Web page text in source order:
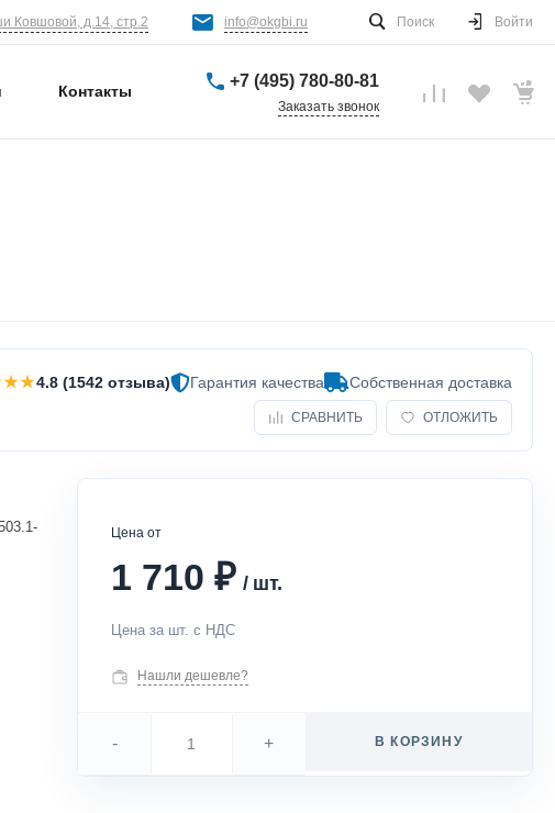
Ковшовой, д.14, стр.2 info@okgbi.ru Поиск Войти
Контакты
+7 (495) 780-80-81
Заказать звонок
4.8 (1542 отзыва) Гарантия качества Собственная доставка
СРАВНИТЬ ОТЛОЖИТЬ
Цена от
1 710₽ / шт.
Цена за шт. с НДС
Нашли дешевле?
- + В КОРЗИНУ